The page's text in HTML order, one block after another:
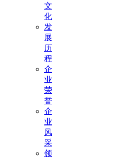
文
化
发
展
历
程
企
业
荣
誉
企
业
风
采
领